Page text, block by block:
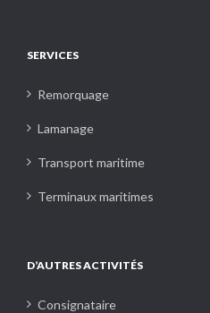
SERVICES
Remorquage
Lamanage
Transport maritime
Terminaux maritimes
D’AUTRES ACTIVITÉS
Consignataire